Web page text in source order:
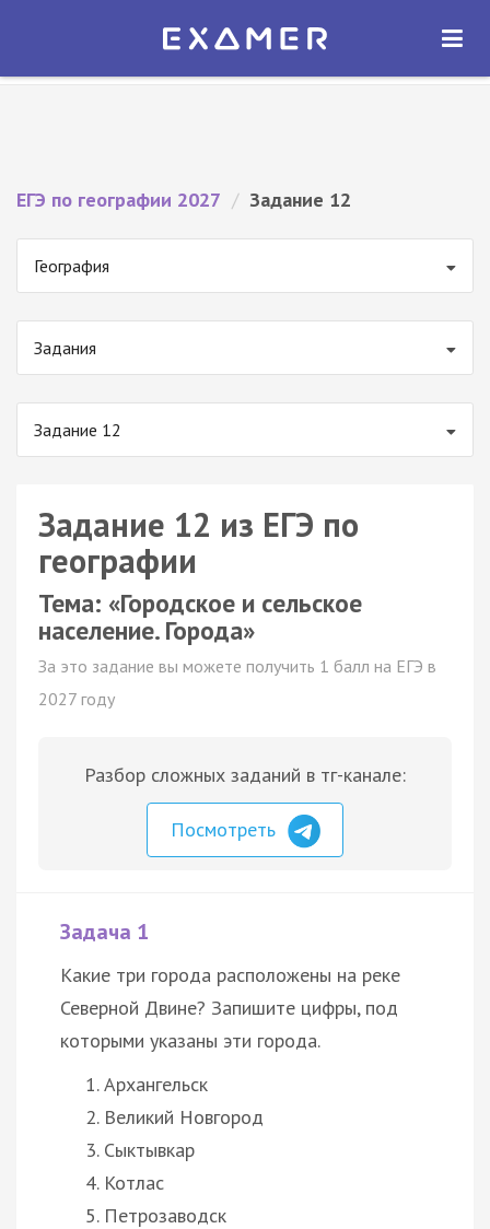
Экзамер — ЕГЭ 2027
ОТКРЫТЬ
ЕГЭ по географии 2027 / Задание 12
География
Задания
Задание 12
Задание 12 из ЕГЭ по
географии
Тема: «Городское и сельское
население. Города»
За это задание вы можете получить 1 балл на ЕГЭ в
2027 году
Разбор сложных заданий в тг-канале:
Посмотреть
Задача 1
Какие три города расположены на реке
Северной Двине? Запишите цифры, под
которыми указаны эти города.
Архангельск
Великий Новгород
Сыктывкар
Котлас
Петрозаводск